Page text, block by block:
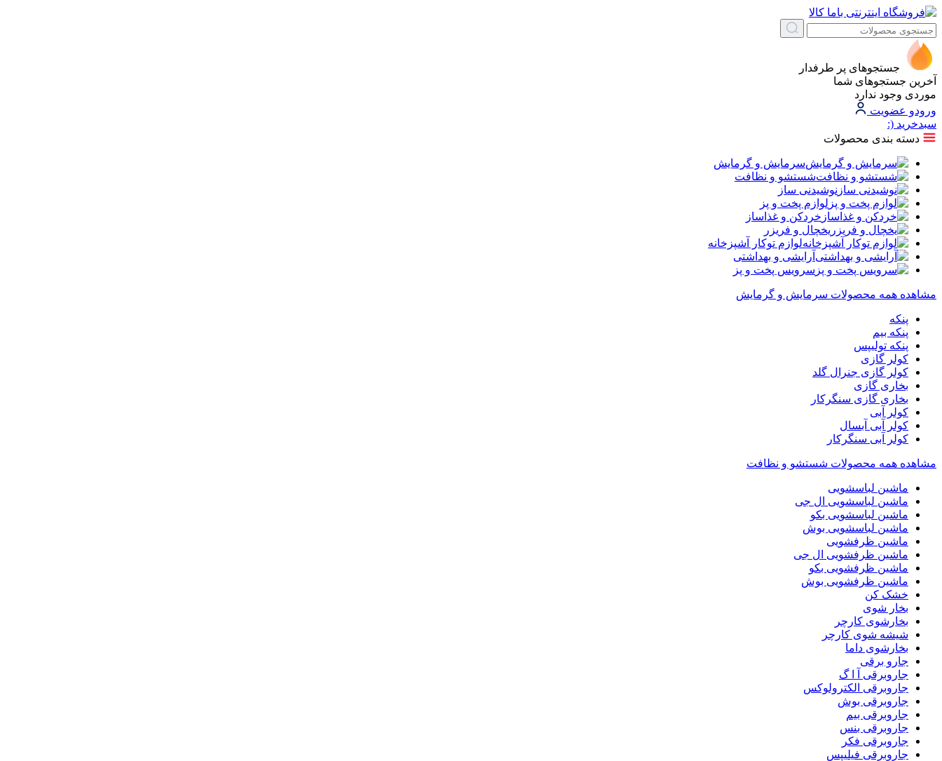
جستجوهای پر طرفدار
آخرین جستجوهای شما
موردی وجود ندارد
ورودو عضویت
سبد‌خرید (:
دسته بندی محصولات
سرمایش و گرمایش
شستشو و نظافت
نوشیدنی ساز
لوازم پخت و پز
خردکن و غذاساز
یخچال و فریزر
لوازم توکار آشپزخانه
آرایشی و بهداشتی
سرویس پخت و پز
مشاهده همه محصولات سرمایش و گرمایش
پنکه
پنکه بیم
پنکه تولیپس
کولر گازی
کولر گازی جنرال گلد
بخاری گازی
بخاری گازی سنگرکار
کولر آبی
کولر آبی آبسال
کولر آبی سنگرکار
مشاهده همه محصولات شستشو و نظافت
ماشین لباسشویی
ماشین لباسشویی ال جی
ماشین لباسشویی بکو
ماشین لباسشویی بوش
ماشین ظرفشویی
ماشین ظرفشویی ال جی
ماشین ظرفشویی بکو
ماشین ظرفشویی بوش
خشک کن
بخار شوی
بخارشوی کارچر
شیشه شوی کارچر
بخارشوی داما
جارو برقی
جاروبرقی آ ا گ
جاروبرقی الکترولوکس
جاروبرقی بوش
جاروبرقی بیم
جاروبرقی بنس
جاروبرقی فکر
جاروبرقی فیلیپس